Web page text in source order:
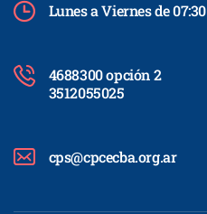
Lunes a Viernes de
4688300 opción 2
3512055025
cps@cpcecba.org.ar